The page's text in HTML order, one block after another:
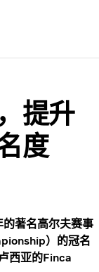
提升
度
著名高尔夫赛事
）的冠名
西亚的Finca